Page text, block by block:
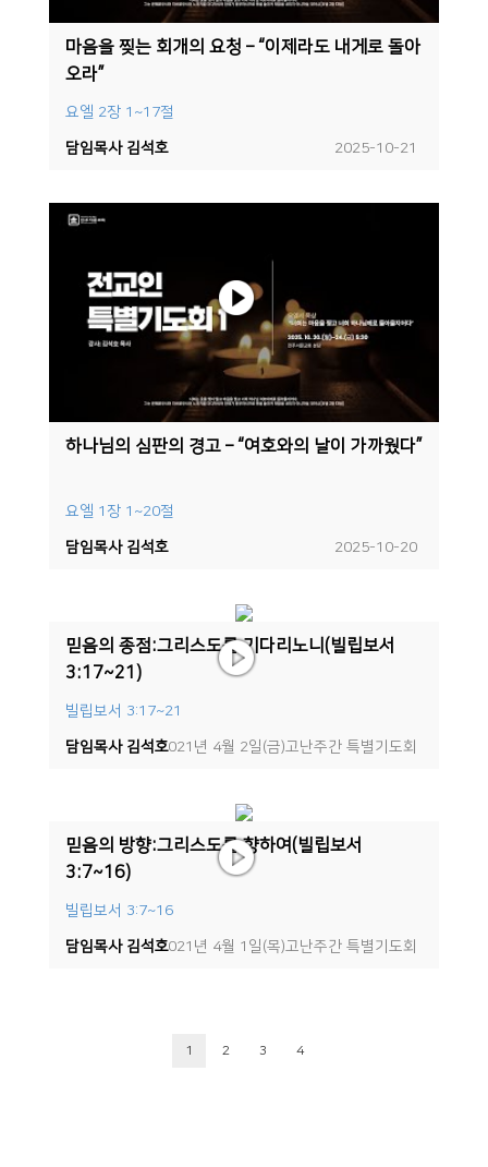
마음을 찢는 회개의 요청 – “이제라도 내게로 돌아
오라”
요엘 2장 1~17절
2025-10-21
담임목사 김석호
하나님의 심판의 경고 – “여호와의 날이 가까웠다”
요엘 1장 1~20절
2025-10-20
담임목사 김석호
믿음의 종점:그리스도를 기다리노니(빌립보서
3:17~21)
빌립보서 3:17~21
2021년 4월 2일(금)고난주간 특별기도회
담임목사 김석호
믿음의 방향:그리스도를 향하여(빌립보서
3:7~16)
빌립보서 3:7~16
2021년 4월 1일(목)고난주간 특별기도회
담임목사 김석호
1 2 3 4